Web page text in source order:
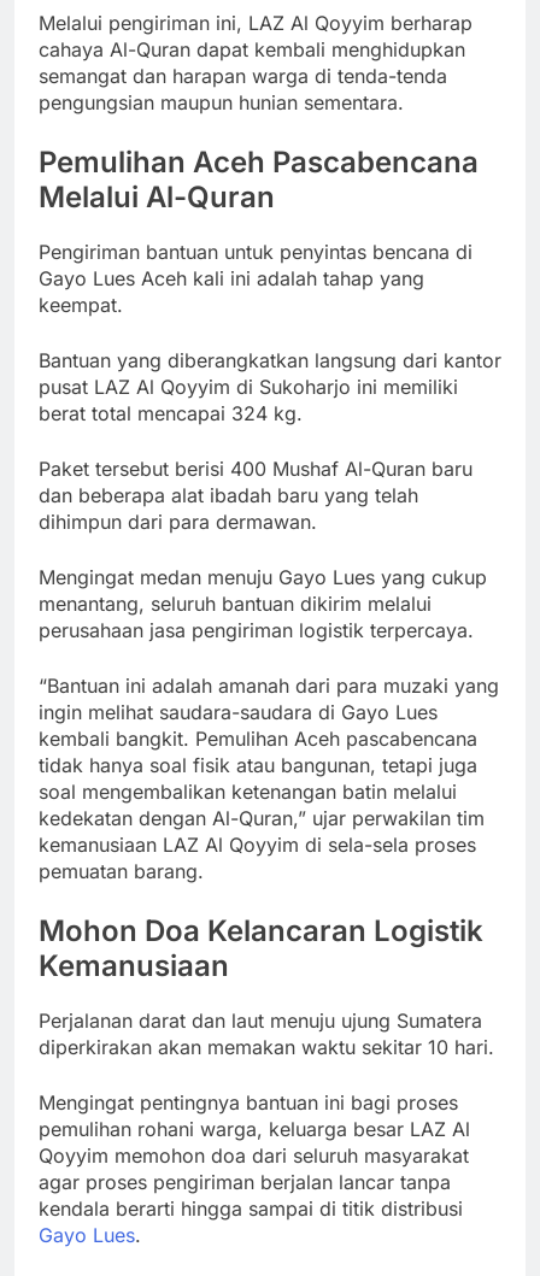
Melalui pengiriman ini, LAZ Al Qoyyim berharap
cahaya Al-Quran dapat kembali menghidupkan
semangat dan harapan warga di tenda-tenda
pengungsian maupun hunian sementara.
Pemulihan Aceh Pascabencana
Melalui Al-Quran
Pengiriman bantuan untuk penyintas bencana di
Gayo Lues Aceh kali ini adalah tahap yang
keempat.
Bantuan yang diberangkatkan langsung dari kantor
pusat LAZ Al Qoyyim di Sukoharjo ini memiliki
berat total mencapai 324 kg.
Paket tersebut berisi 400 Mushaf Al-Quran baru
dan beberapa alat ibadah baru yang telah
dihimpun dari para dermawan.
Mengingat medan menuju Gayo Lues yang cukup
menantang, seluruh bantuan dikirim melalui
perusahaan jasa pengiriman logistik terpercaya.
“Bantuan ini adalah amanah dari para muzaki yang
ingin melihat saudara-saudara di Gayo Lues
kembali bangkit. Pemulihan Aceh pascabencana
tidak hanya soal fisik atau bangunan, tetapi juga
soal mengembalikan ketenangan batin melalui
kedekatan dengan Al-Quran,” ujar perwakilan tim
kemanusiaan LAZ Al Qoyyim di sela-sela proses
pemuatan barang.
Mohon Doa Kelancaran Logistik
Kemanusiaan
Perjalanan darat dan laut menuju ujung Sumatera
diperkirakan akan memakan waktu sekitar 10 hari.
Mengingat pentingnya bantuan ini bagi proses
pemulihan rohani warga, keluarga besar LAZ Al
Qoyyim memohon doa dari seluruh masyarakat
agar proses pengiriman berjalan lancar tanpa
kendala berarti hingga sampai di titik distribusi
Gayo Lues.